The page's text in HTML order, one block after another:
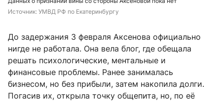
Источник: УМВД РФ по Екатеринбургу
До задержания 3 февраля Аксенова официально
нигде не работала. Она вела блог, где обещала
решать психологические, ментальные и
финансовые проблемы. Ранее занималась
бизнесом, но без прибыли, затем накопила долги.
Погасив их, открыла точку общепита, но, по её